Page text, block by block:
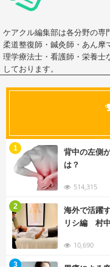
ケアクル編集部は各分野の専
柔道整復師・鍼灸師・あん摩
理学療法士・看護師・栄養士
しております。
背中の左側
は？
514,315
1
海外で活躍
リシ編 村
10,690
2
3